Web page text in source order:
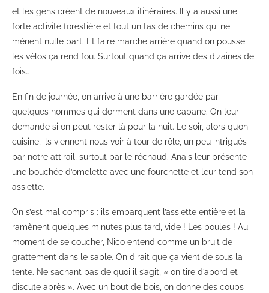
et les gens créent de nouveaux itinéraires. Il y a aussi une
forte activité forestière et tout un tas de chemins qui ne
mènent nulle part. Et faire marche arrière quand on pousse
les vélos ça rend fou. Surtout quand ça arrive des dizaines de
fois…
En fin de journée, on arrive à une barrière gardée par
quelques hommes qui dorment dans une cabane. On leur
demande si on peut rester là pour la nuit. Le soir, alors qu’on
cuisine, ils viennent nous voir à tour de rôle, un peu intrigués
par notre attirail, surtout par le réchaud. Anaïs leur présente
une bouchée d’omelette avec une fourchette et leur tend son
assiette.
On s’est mal compris : ils embarquent l’assiette entière et la
ramènent quelques minutes plus tard, vide ! Les boules ! Au
moment de se coucher, Nico entend comme un bruit de
grattement dans le sable. On dirait que ça vient de sous la
tente. Ne sachant pas de quoi il s’agit, « on tire d’abord et
discute après ». Avec un bout de bois, on donne des coups